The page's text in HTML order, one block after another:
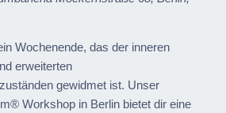
Wochenende, das der inneren
erweiterten
gewidmet ist. Unser
Workshop in Berlin bietet dir eine